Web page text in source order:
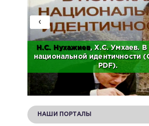
Н.С. Нухажиев, Х.С. Умхаев. В
национальной идентичности
PDF).
‹
НАШИ ПОРТАЛЫ